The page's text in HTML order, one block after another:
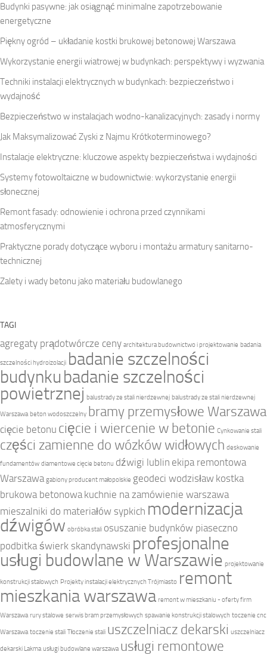
Budynki pasywne: jak osiągnąć minimalne zapotrzebowanie
energetyczne
Piękny ogród – układanie kostki brukowej betonowej Warszawa
Wykorzystanie energii wiatrowej w budynkach: perspektywy i wyzwania
Techniki instalacji elektrycznych w budynkach: bezpieczeństwo i
wydajność
Bezpieczeństwo w instalacjach wodno-kanalizacyjnych: zasady i normy
Jak Maksymalizować Zyski z Najmu Krótkoterminowego?
Instalacje elektryczne: kluczowe aspekty bezpieczeństwa i wydajności
Systemy fotowoltaiczne w budownictwie: wykorzystanie energii
słonecznej
Remont fasady: odnowienie i ochrona przed czynnikami
atmosferycznymi
Praktyczne porady dotyczące wyboru i montażu armatury sanitarno-
technicznej
Zalety i wady betonu jako materiału budowlanego
TAGI
agregaty prądotwórcze ceny architektura budownictwo i projektowanie badania
szczelności hydroizolacji badanie szczelności
budynku badanie szczelności
powietrznej balustrady ze stali nierdzewnej balustrady ze stali nierdzewnej
Warszawa beton wodoszczelny bramy przemysłowe Warszawa
cięcie betonu cięcie i wiercenie w betonie Cynkowanie stali
części zamienne do wózków widłowych deskowanie
fundamentów diamentowe cięcie betonu dźwigi lublin ekipa remontowa
Warszawa gabiony producent małopolskie geodeci wodzisław kostka
brukowa betonowa kuchnie na zamówienie warszawa
mieszalniki do materiałów sypkich modernizacja
dźwigów obróbka stali osuszanie budynków piaseczno
podbitka świerk skandynawski profesjonalne
usługi budowlane w Warszawie projektowanie
konstrukcji stalowych Projekty instalacji elektrycznych Trójmiasto remont
mieszkania warszawa remont w mieszkaniu - oferty firm
Warszawa rury stalowe serwis bram przemysłowych spawanie konstrukcji stalowych toczenie cnc
Warszawa toczenie stali Tłoczenie stali uszczelniacz dekarski uszczelniacz
dekarski Lakma usługi budowlane warszawa usługi remontowe